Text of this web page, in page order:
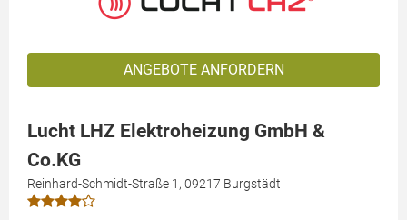
ANGEBOTE ANFORDERN
Lucht LHZ Elektroheizung GmbH &
Co.KG
Reinhard-Schmidt-Straße 1, 09217 Burgstädt